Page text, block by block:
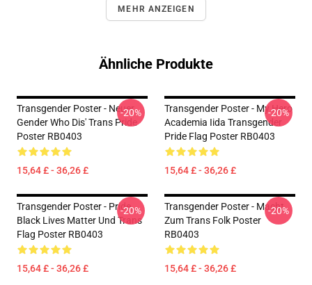
MEHR ANZEIGEN
Ähnliche Produkte
Transgender Poster - Neuer
Gender Who Dis' Trans Pride
Poster RB0403
15,64 £ - 36,26 £
-20%
Transgender Poster - My Hero
Academia Iida Transgender
Pride Flag Poster RB0403
15,64 £ - 36,26 £
-20%
Transgender Poster - Pride,
Black Lives Matter Und Trans
Flag Poster RB0403
15,64 £ - 36,26 £
-20%
Transgender Poster - Macht
Zum Trans Folk Poster
RB0403
15,64 £ - 36,26 £
-20%